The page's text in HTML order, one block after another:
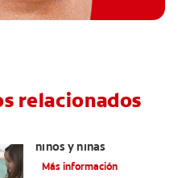
relacionados
niños y niñas
Más información